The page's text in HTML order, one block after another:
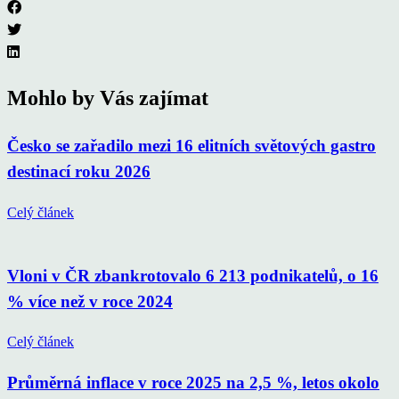
Mohlo by Vás zajímat
Česko se zařadilo mezi 16 elitních světových gastro
destinací roku 2026
Celý článek
Vloni v ČR zbankrotovalo 6 213 podnikatelů, o 16
% více než v roce 2024
Celý článek
Průměrná inflace v roce 2025 na 2,5 %, letos okolo